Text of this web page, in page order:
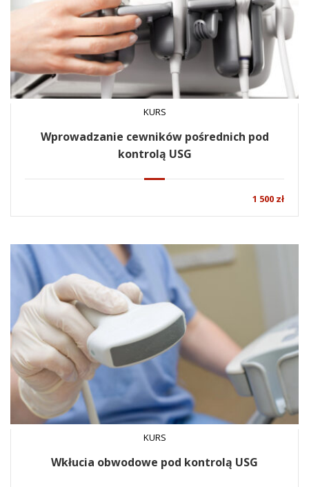
KURS
Wprowadzanie cewników pośrednich pod
kontrolą USG
1 500 zł
KURS
Wkłucia obwodowe pod kontrolą USG